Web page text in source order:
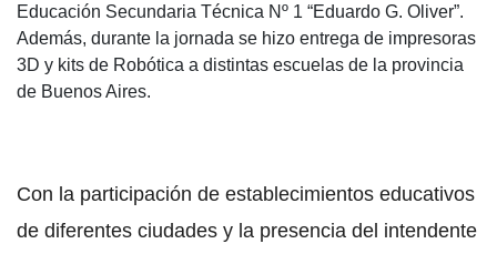
Educación Secundaria Técnica Nº 1 “Eduardo G. Oliver”.
Además, durante la jornada se hizo entrega de impresoras
3D y kits de Robótica a distintas escuelas de la provincia
de Buenos Aires.
Con la participación de establecimientos educativos
de diferentes ciudades y la presencia del intendente